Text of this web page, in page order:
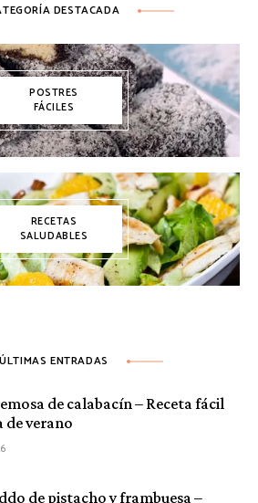
DESTACADA
POSTRES
FÁCILES
RECETAS
SALUDABLES
ÚLTIMAS ENTRADAS
de calabacín – Receta fácil
de verano
de pistacho y frambuesa –